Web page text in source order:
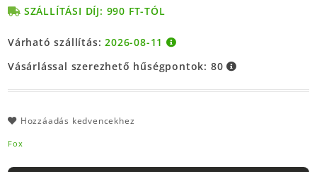
SZÁLLÍTÁSI DÍJ: 990 FT-TÓL
Várható szállítás:2026-08-11
Vásárlással szerezhető hűségpontok: 80
Hozzáadás kedvencekhez
Fox